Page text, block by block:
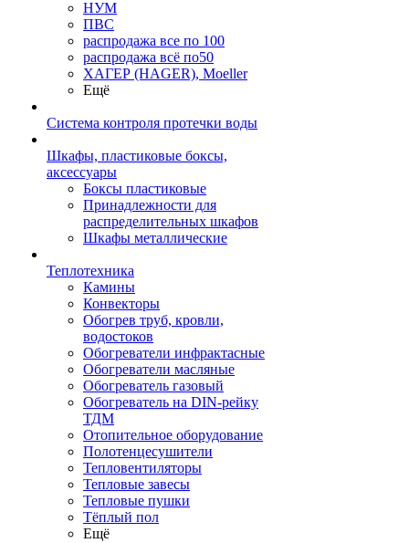
НУМ
ПВС
распродажа все по 100
распродажа всё по50
ХАГЕР (HAGER), Moeller
Ещё
Система контроля протечки воды
Шкафы, пластиковые боксы,
аксессуары
Боксы пластиковые
Принадлежности для
распределительных шкафов
Шкафы металлические
Теплотехника
Камины
Конвекторы
Обогрев труб, кровли,
водостоков
Обогреватели инфрактасные
Обогреватели масляные
Обогреватель газовый
Обогреватель на DIN-рейку
ТДМ
Отопительное оборудование
Полотенцесушители
Тепловентиляторы
Тепловые завесы
Тепловые пушки
Тёплый пол
Ещё